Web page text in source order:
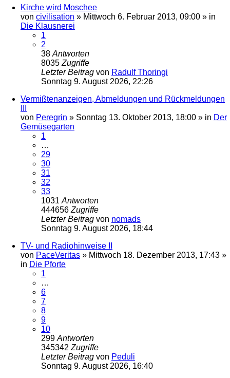
Kirche wird Moschee
von civilisation » Mittwoch 6. Februar 2013, 09:00 » in
Die Klausnerei
1
2
38 Antworten
8035 Zugriffe
Letzter Beitrag von Radulf Thoringi
Sonntag 9. August 2026, 22:26
Vermißtenanzeigen, Abmeldungen und Rückmeldungen
von Peregrin » Sonntag 13. Oktober 2013, 18:00 » in Der
Gemüsegarten
1
…
29
30
31
32
33
1031 Antworten
444656 Zugriffe
Letzter Beitrag von nomads
Sonntag 9. August 2026, 18:44
TV- und Radiohinweise II
von PaceVeritas » Mittwoch 18. Dezember 2013, 17:43 »
in Die Pforte
1
…
6
7
8
9
10
299 Antworten
345342 Zugriffe
Letzter Beitrag von Peduli
Sonntag 9. August 2026, 16:40